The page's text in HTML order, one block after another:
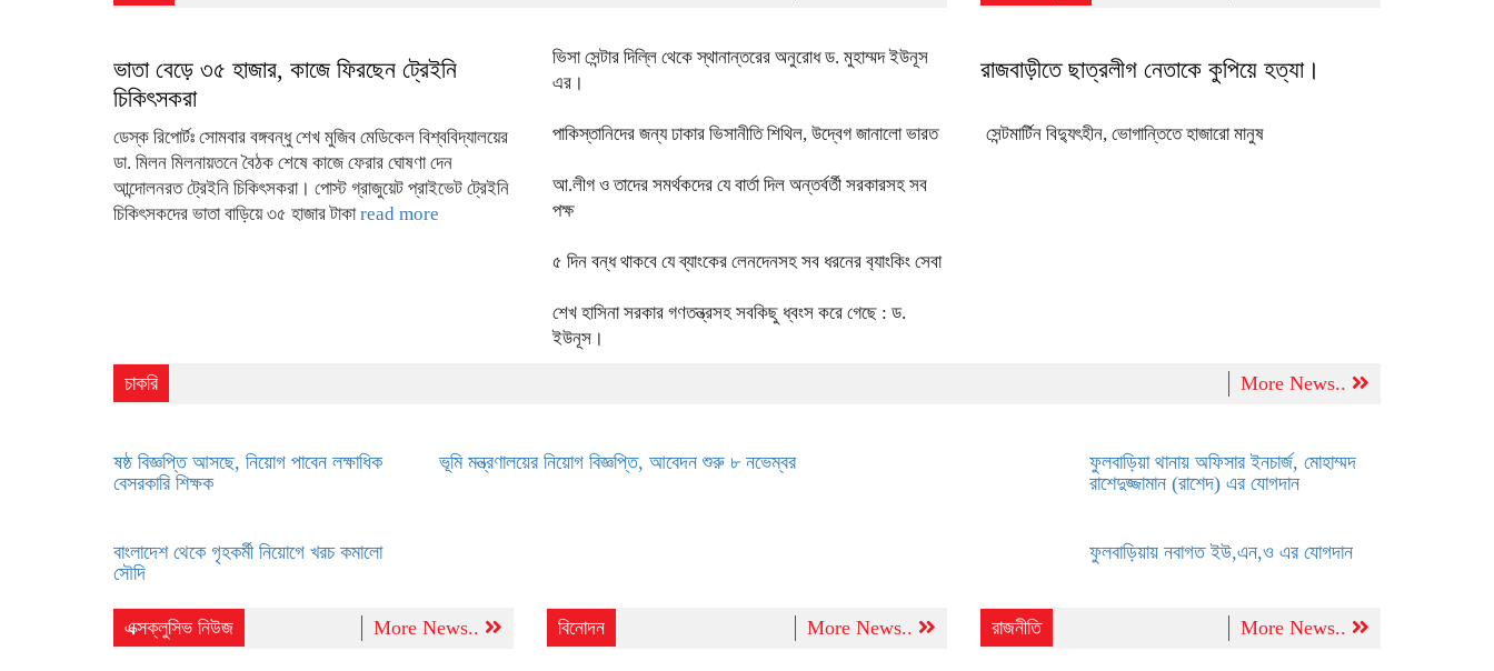
ভাতা বেড়ে ৩৫ হাজার, কাজে ফিরছেন ট্রেইনি
চিকিৎসকরা
ডেস্ক রিপোর্টঃ সোমবার বঙ্গবন্ধু শেখ মুজিব মেডিকেল বিশ্ববিদ্যালয়ের
ডা. মিলন মিলনায়তনে বৈঠক শেষে কাজে ফেরার ঘোষণা দেন
আন্দোলনরত ট্রেইনি চিকিৎসকরা। পোস্ট গ্রাজুয়েট প্রাইভেট ট্রেইনি
চিকিৎসকদের ভাতা বাড়িয়ে ৩৫ হাজার টাকাread more
ভিসা সেন্টার দিল্লি থেকে স্থানান্তরের অনুরোধ ড. মুহাম্মদ ইউনূস
এর।
পাকিস্তানিদের জন্য ঢাকার ভিসানীতি শিথিল, উদ্বেগ জানালো ভারত
আ.লীগ ও তাদের সমর্থকদের যে বার্তা দিল অন্তর্বর্তী সরকারসহ সব
পক্ষ
৫ দিন বন্ধ থাকবে যে ব্যাংকের লেনদেনসহ সব ধরনের ব‌্যাং‌কিং সেবা
শেখ হাসিনা সরকার গণতন্ত্রসহ সবকিছু ধ্বংস করে গেছে : ড.
ইউনূস।
রাজবাড়ীতে ছাত্রলীগ নেতাকে কুপিয়ে হত্যা।
সেন্টমার্টিন বিদ্যুৎহীন, ভোগান্তিতে হাজারো মানুষ
চাকরি More News..
ষষ্ঠ বিজ্ঞপ্তি আসছে, নিয়োগ পাবেন লক্ষাধিক
বেসরকারি শিক্ষক
বাংলাদেশ থেকে গৃহকর্মী নিয়োগে খরচ কমালো
সৌদি
ভূমি মন্ত্রণালয়ের নিয়োগ বিজ্ঞপ্তি, আবেদন শুরু ৮ নভেম্বর
ফুলবাড়িয়া থানায় অফিসার ইনচার্জ, মোহাম্মদ
রাশেদুজ্জামান (রাশেদ) এর যোগদান
ফুলবাড়িয়ায় নবাগত ইউ,এন,ও এর যোগদান
এক্সক্লুসিভ নিউজ More News.. বিনোদন More News.. রাজনীতি More News..